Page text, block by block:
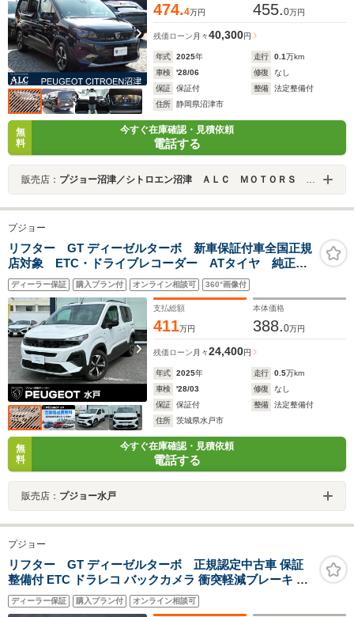
474.4万円 455.0万円
残価ローン 月々40,300円
年式 2025年 走行 0.1万km
車検
'28/06 修復
なし
保証
保証付 整備
法定整備付
住所
静岡県沼津市
無
料
今すぐ在庫確認・見積依頼
電話する
販売店： プジョー沼津／シトロエン沼津 ＡＬＣ ＭＯＴＯＲＳ ＧＲＯＵＰ
プジョー
リフター GT ディーゼルターボ 新車保証付車全国正規
店対象 ETC・ドライブレコーダー ATタイヤ 純正デ
ィスプレイ CarPlay セーフティ機能 記録簿 取説
スペアキー
ディーラー保証 購入プラン付 オンライン相談可 360°画像付
支払総額
411万円
本体価格
388.0万円
残価ローン 月々24,400円
年式 2025年 走行 0.5万km
車検
'28/03 修復
なし
保証
保証付 整備
法定整備付
住所
茨城県水戸市
無
料
今すぐ在庫確認・見積依頼
電話する
販売店： プジョー水戸
プジョー
リフター GT ディーゼルターボ 正規認定中古車 保証
整備付 ETC ドラレコ バックカメラ 衝突軽減ブレーキ ア
イドリングストップ 障害物ソナー 車線逸脱防止 アダプテ
ィブクルコン LEDライト 純正ホイール
ディーラー保証 購入プラン付 オンライン相談可